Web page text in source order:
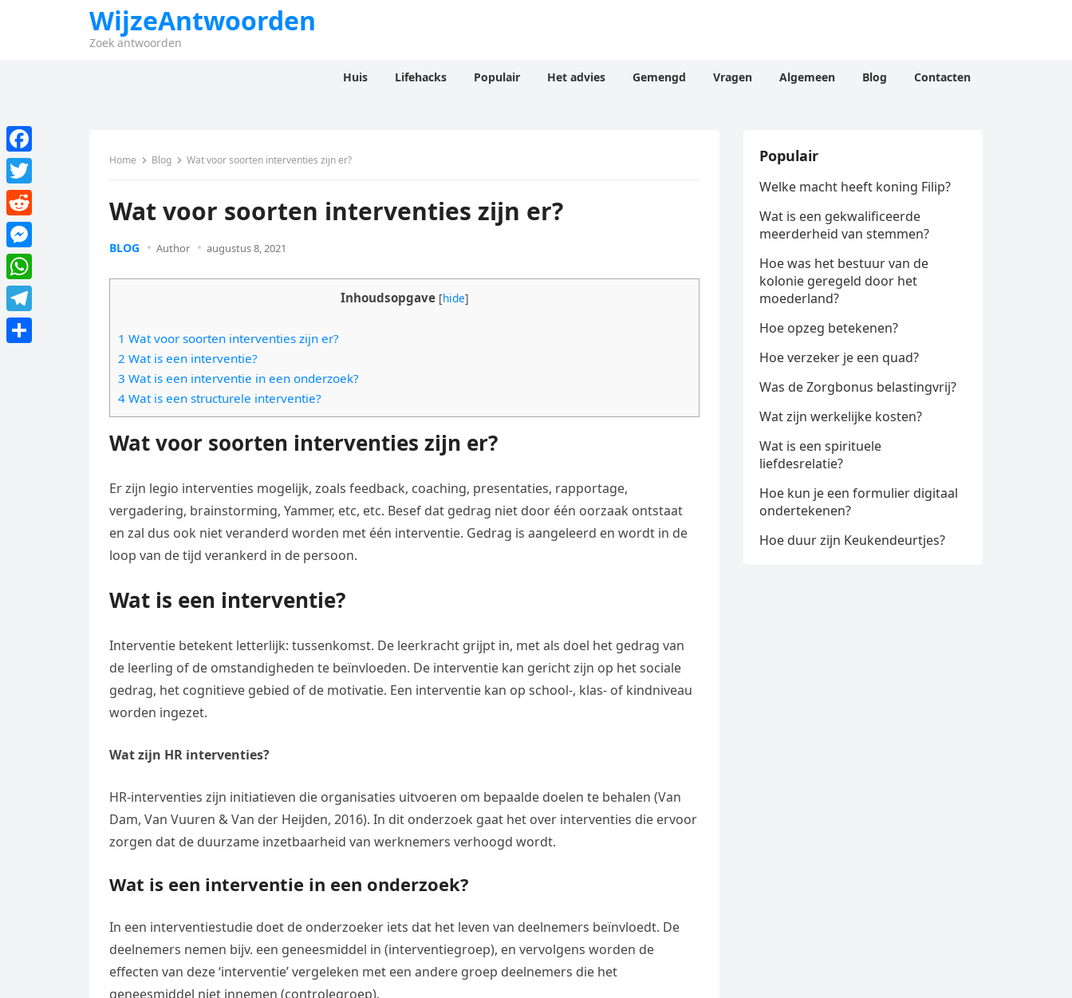
WijzeAntwoorden
Zoek antwoorden
Huis Lifehacks Populair Het advies Gemengd Vragen Algemeen Blog Contacten
Home Blog Wat voor soorten interventies zijn er?
Wat voor soorten interventies zijn er?
BLOG Author augustus 8, 2021
Inhoudsopgave [hide]
1 Wat voor soorten interventies zijn er?
2 Wat is een interventie?
3 Wat is een interventie in een onderzoek?
4 Wat is een structurele interventie?
Wat voor soorten interventies zijn er?
Er zijn legio interventies mogelijk, zoals feedback, coaching, presentaties, rapportage,
vergadering, brainstorming, Yammer, etc, etc. Besef dat gedrag niet door één oorzaak ontstaat
en zal dus ook niet veranderd worden met één interventie. Gedrag is aangeleerd en wordt in de
loop van de tijd verankerd in de persoon.
Wat is een interventie?
Interventie betekent letterlijk: tussenkomst. De leerkracht grijpt in, met als doel het gedrag van
de leerling of de omstandigheden te beïnvloeden. De interventie kan gericht zijn op het sociale
gedrag, het cognitieve gebied of de motivatie. Een interventie kan op school-, klas- of kindniveau
worden ingezet.
Wat zijn HR interventies?
HR-interventies zijn initiatieven die organisaties uitvoeren om bepaalde doelen te behalen (Van
Dam, Van Vuuren & Van der Heijden, 2016). In dit onderzoek gaat het over interventies die ervoor
zorgen dat de duurzame inzetbaarheid van werknemers verhoogd wordt.
Wat is een interventie in een onderzoek?
In een interventiestudie doet de onderzoeker iets dat het leven van deelnemers beïnvloedt. De
deelnemers nemen bijv. een geneesmiddel in (interventiegroep), en vervolgens worden de
effecten van deze ‘interventie’ vergeleken met een andere groep deelnemers die het
geneesmiddel niet innemen (controlegroep).
Populair
Welke macht heeft koning Filip?
Wat is een gekwalificeerde
meerderheid van stemmen?
Hoe was het bestuur van de
kolonie geregeld door het
moederland?
Hoe opzeg betekenen?
Hoe verzeker je een quad?
Was de Zorgbonus belastingvrij?
Wat zijn werkelijke kosten?
Wat is een spirituele
liefdesrelatie?
Hoe kun je een formulier digitaal
ondertekenen?
Hoe duur zijn Keukendeurtjes?
F
a
c
e
b
o
o
k
T
w
i
t
t
e
R
e
d
d
M
e
s
s
W
h
a
T